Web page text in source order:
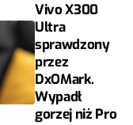
Vivo X300
Ultra
sprawdzony
przez
DxOMark.
Wypadł
gorzej niż Pro